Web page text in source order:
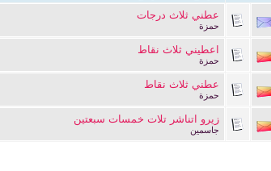
عطني ثلاث درجات
حمزة
اعطيني ثلاث نقاط
حمزة
عطني ثلاث نقاط
حمزة
زيرو اتناشر تلات خمسات سبعتين
جاسمين